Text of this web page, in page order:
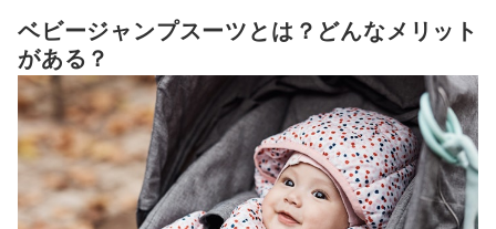
ベビー用のアウターをほかにもチェックしよう
ベビージャンプスーツの売れ筋ランキングもチェック！
ベビージャンプスーツとは？どんなメリット
がある？